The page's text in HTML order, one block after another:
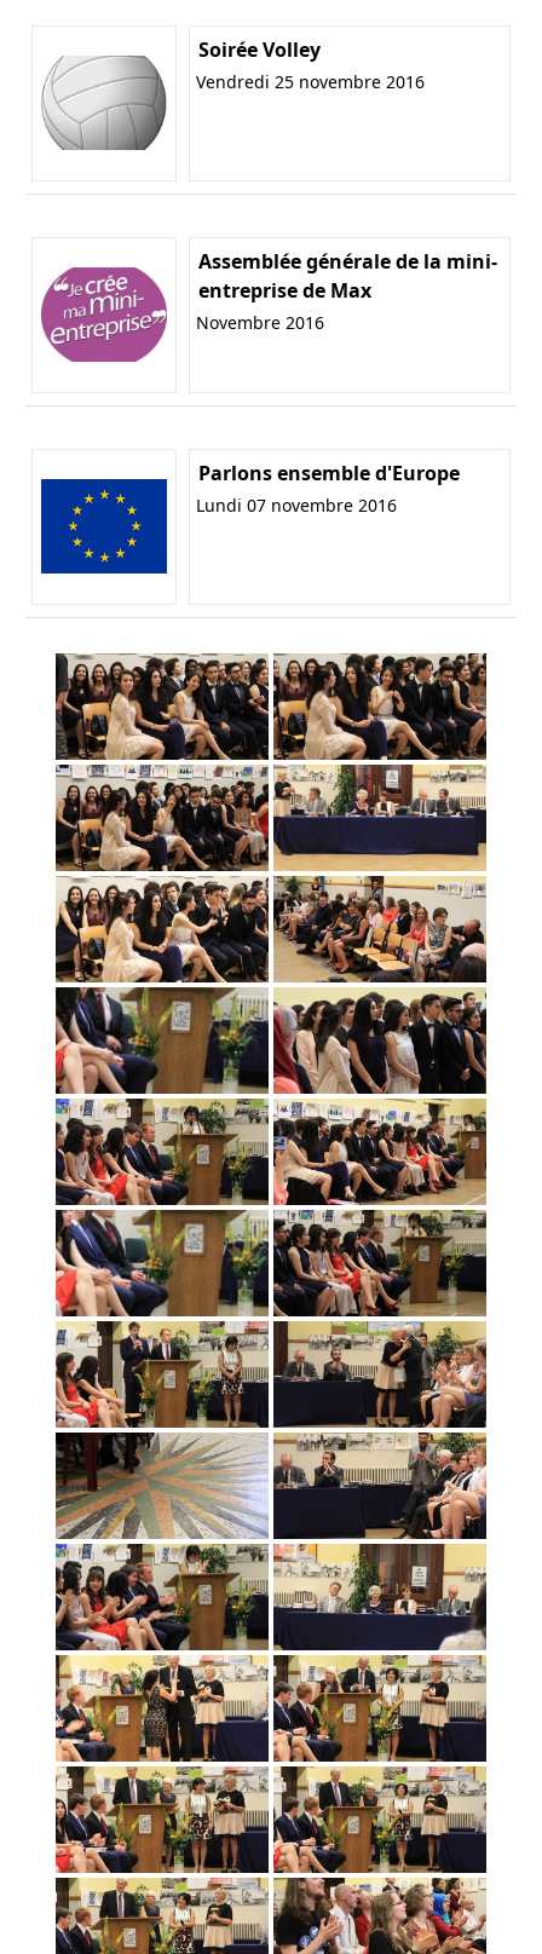
Soirée Volley
Vendredi 25 novembre 2016
Assemblée générale de la mini-
entreprise de Max
Novembre 2016
Parlons ensemble d'Europe
Lundi 07 novembre 2016